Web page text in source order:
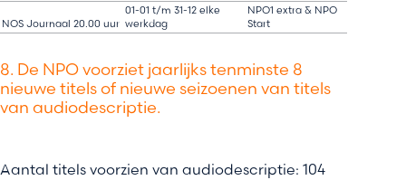
NOS Journaal 20.00 uur
01-01 t/m 31-12 elke
werkdag
NPO1 extra & NPO
Start
8. De NPO voorziet jaarlijks tenminste 8
nieuwe titels of nieuwe seizoenen van titels
van audiodescriptie.
Aantal titels voorzien van audiodescriptie: 104